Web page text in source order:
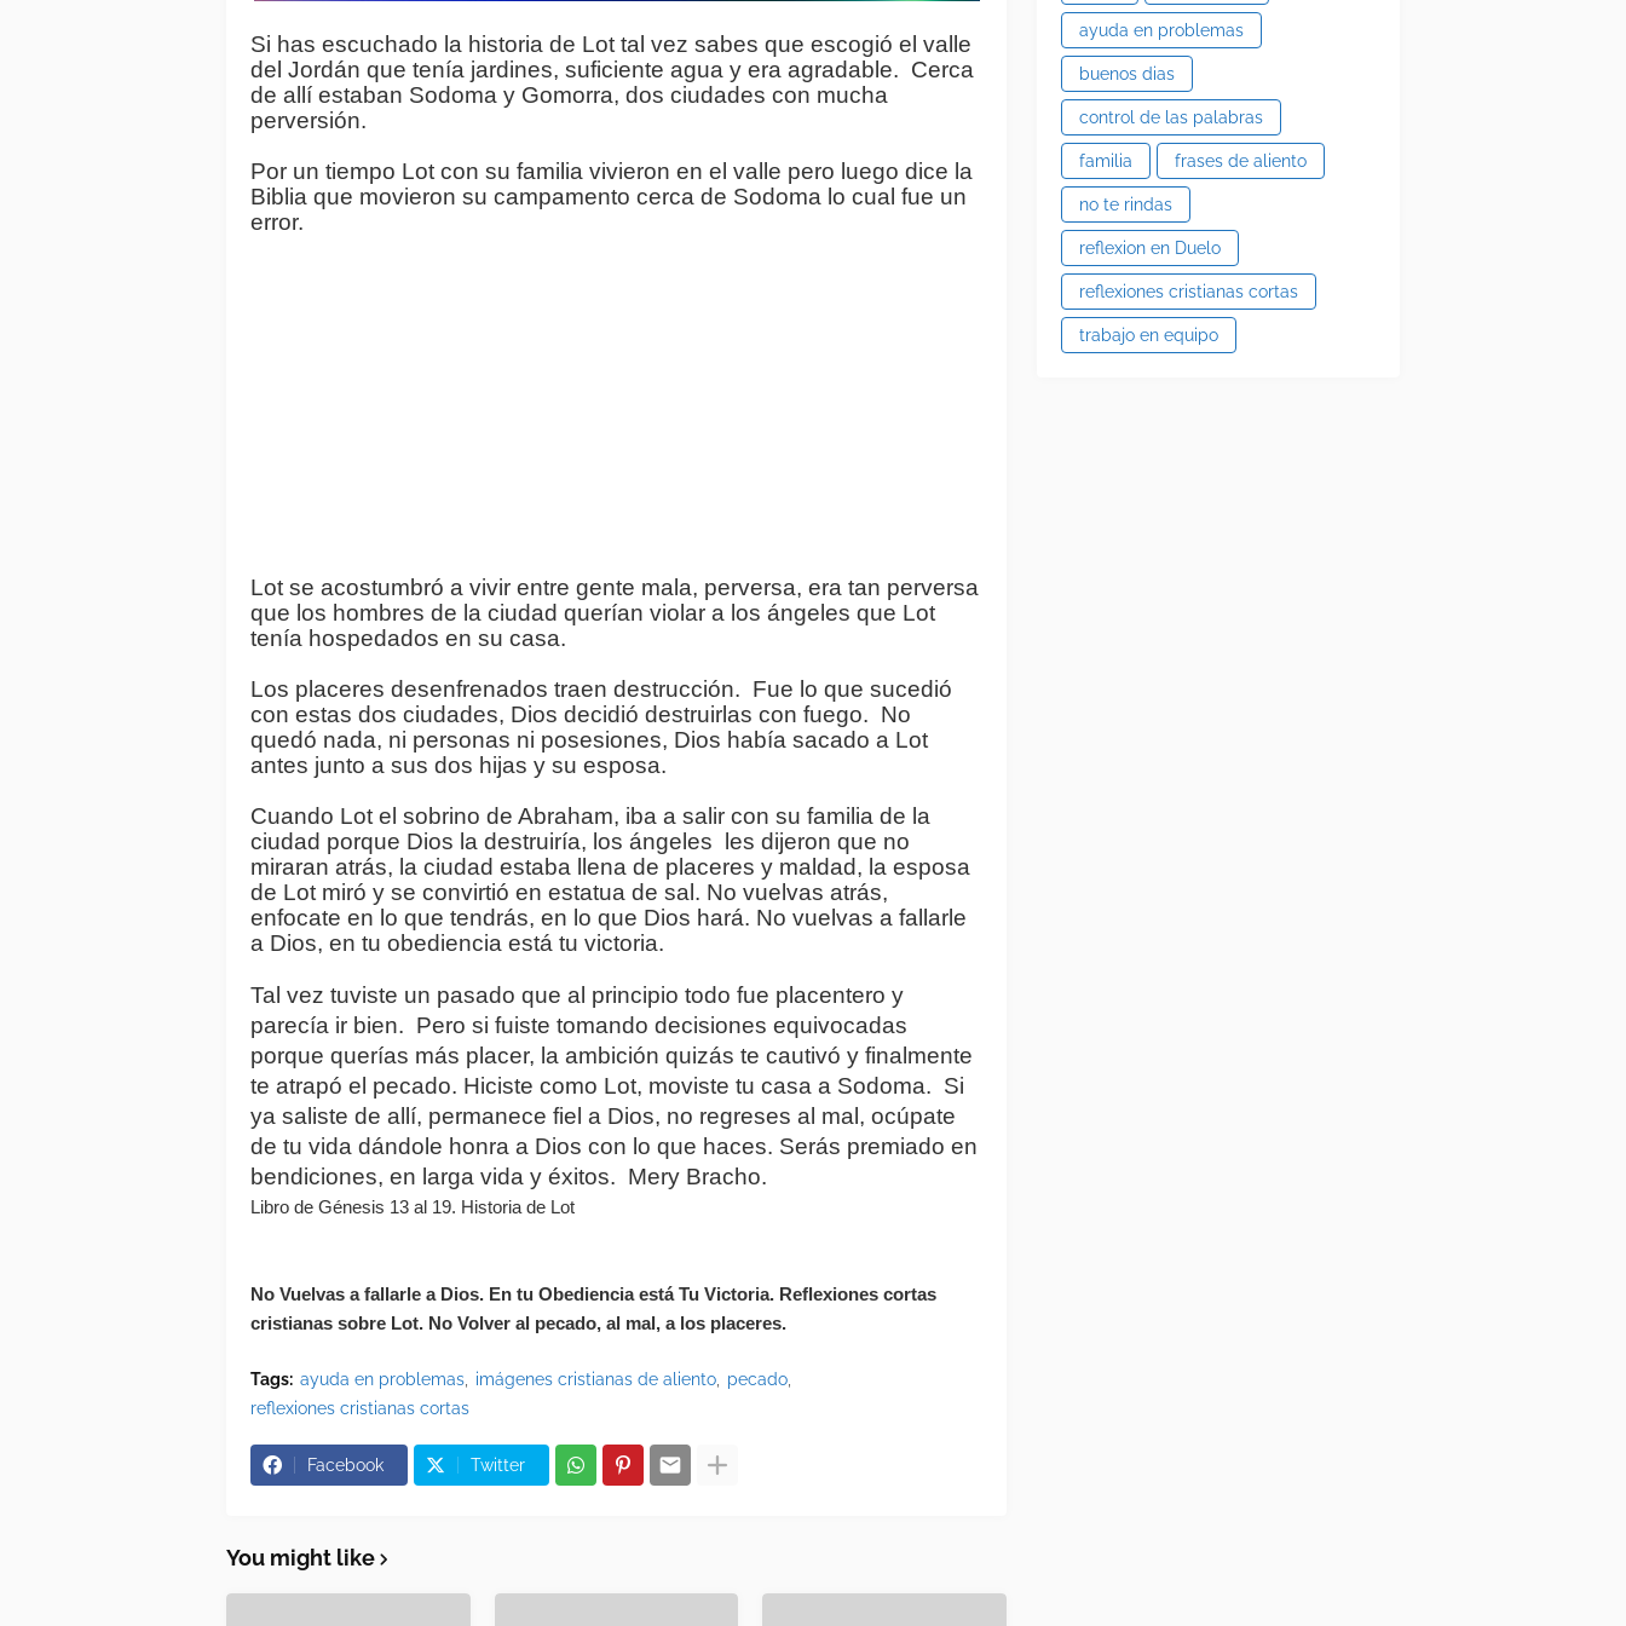
Si has escuchado la historia de Lot tal vez sabes que escogió el valle
del Jordán que tenía jardines, suficiente agua y era agradable.  Cerca
de allí estaban Sodoma y Gomorra, dos ciudades con mucha
perversión.
Por un tiempo Lot con su familia vivieron en el valle pero luego dice la
Biblia que movieron su campamento cerca de Sodoma lo cual fue un
error.
Lot se acostumbró a vivir entre gente mala, perversa, era tan perversa
que los hombres de la ciudad querían violar a los ángeles que Lot
tenía hospedados en su casa.
Los placeres desenfrenados traen destrucción.  Fue lo que sucedió
con estas dos ciudades, Dios decidió destruirlas con fuego.  No
quedó nada, ni personas ni posesiones, Dios había sacado a Lot
antes junto a sus dos hijas y su esposa.
Cuando Lot el sobrino de Abraham, iba a salir con su familia de la
ciudad porque Dios la destruiría, los ángeles  les dijeron que no
miraran atrás, la ciudad estaba llena de placeres y maldad, la esposa
de Lot miró y se convirtió en estatua de sal. No vuelvas atrás,
enfocate en lo que tendrás, en lo que Dios hará. No vuelvas a fallarle
a Dios, en tu obediencia está tu victoria.
Tal vez tuviste un pasado que al principio todo fue placentero y
parecía ir bien.  Pero si fuiste tomando decisiones equivocadas
porque querías más placer, la ambición quizás te cautivó y finalmente
te atrapó el pecado. Hiciste como Lot, moviste tu casa a Sodoma.  Si
ya saliste de allí, permanece fiel a Dios, no regreses al mal, ocúpate
de tu vida dándole honra a Dios con lo que haces. Serás premiado en
bendiciones, en larga vida y éxitos.  Mery Bracho.
Libro de Génesis 13 al 19. Historia de Lot
No Vuelvas a fallarle a Dios. En tu Obediencia está Tu Victoria. Reflexiones cortas
cristianas sobre Lot. No Volver al pecado, al mal, a los placeres.
Tags: ayuda en problemas imágenes cristianas de aliento
pecado
reflexiones cristianas cortas
Facebook Twitter
You might like
ayuda en problemas
buenos dias
control de las palabras
familia frases de aliento
no te rindas
reflexion en Duelo
reflexiones cristianas cortas
trabajo en equipo